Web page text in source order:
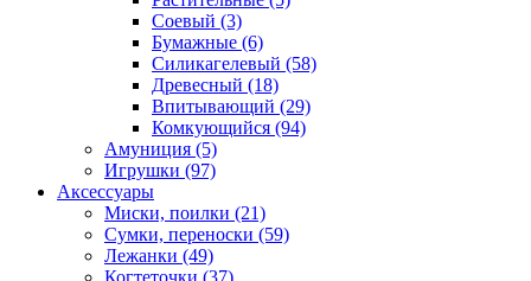
Соевый (3)
Бумажные (6)
Силикагелевый (58)
Древесный (18)
Впитывающий (29)
Комкующийся (94)
Амуниция (5)
Игрушки (97)
Аксессуары
Миски, поилки (21)
Сумки, переноски (59)
Лежанки (49)
Когтеточки (37)